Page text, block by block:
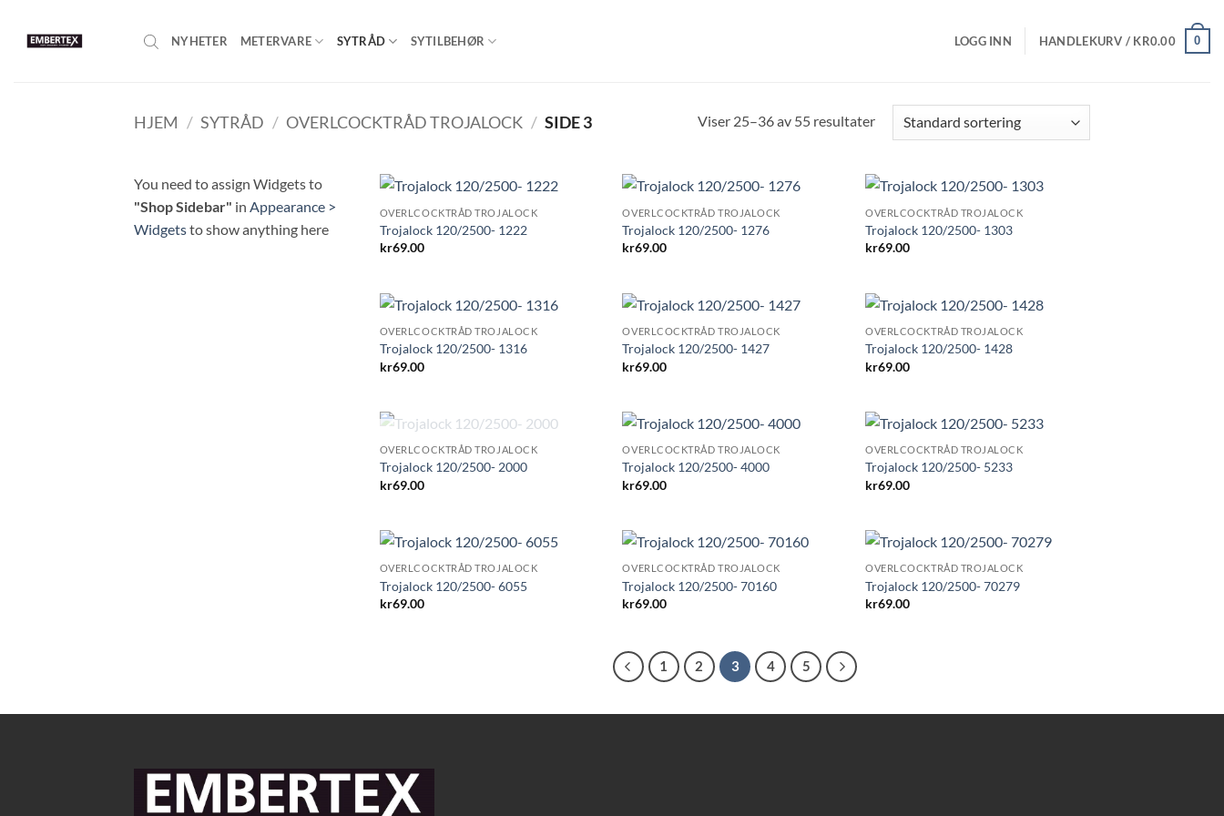
NYHETER METERVARE SYTRÅD SYTILBEHØR LOGG INN HANDLEKURV / KR0.00 0
HJEM / SYTRÅD / OVERLCOCKTRÅD TROJALOCK / SIDE 3 Viser 25–36 av 55 resultater
You need to assign Widgets to
"Shop Sidebar" in Appearance >
Widgetsto show anything here
OVERLCOCKTRÅD TROJALOCK
Trojalock 120/2500- 1222
kr69.00
OVERLCOCKTRÅD TROJALOCK
Trojalock 120/2500- 1276
kr69.00
OVERLCOCKTRÅD TROJALOCK
Trojalock 120/2500- 1303
kr69.00
OVERLCOCKTRÅD TROJALOCK
Trojalock 120/2500- 1316
kr69.00
OVERLCOCKTRÅD TROJALOCK
Trojalock 120/2500- 1427
kr69.00
OVERLCOCKTRÅD TROJALOCK
Trojalock 120/2500- 1428
kr69.00
UTSOLGT
OVERLCOCKTRÅD TROJALOCK
Trojalock 120/2500- 2000
kr69.00
OVERLCOCKTRÅD TROJALOCK
Trojalock 120/2500- 4000
kr69.00
OVERLCOCKTRÅD TROJALOCK
Trojalock 120/2500- 5233
kr69.00
OVERLCOCKTRÅD TROJALOCK
Trojalock 120/2500- 6055
kr69.00
OVERLCOCKTRÅD TROJALOCK
Trojalock 120/2500- 70160
kr69.00
OVERLCOCKTRÅD TROJALOCK
Trojalock 120/2500- 70279
kr69.00
1 2 3 4 5